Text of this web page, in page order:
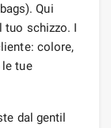
Qui
tuo schizzo. I
colore,
tue
dal gentil